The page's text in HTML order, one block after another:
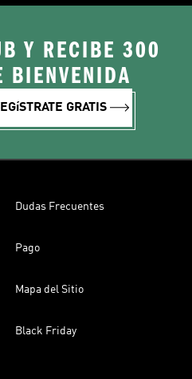
Y RECIBE 300
BIENVENIDA
GRATIS
Dudas Frecuentes
Pago
Mapa del Sitio
Black Friday